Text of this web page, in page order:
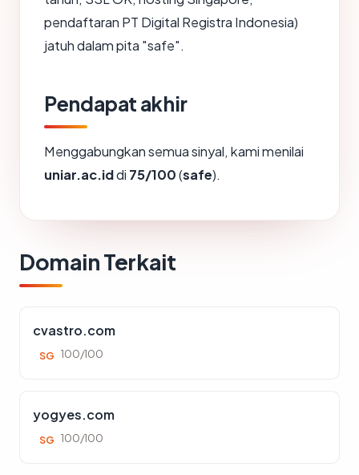
pendaftaran PT Digital Registra Indonesia)
jatuh dalam pita "safe".
Pendapat akhir
Menggabungkan semua sinyal, kami menilai
uniar.ac.iddi 75/100(safe).
Domain Terkait
cvastro.com
SG 100/100
yogyes.com
SG 100/100